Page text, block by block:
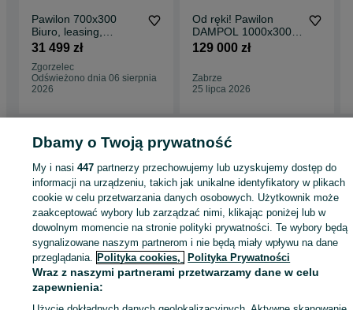
Pawilon 700x300
Biuro, leasing,
kawiarnia,
lodziarnia, imbis,
kosmetyczka
31 499 zł
Zgorzelec
Odświeżono dnia 06 sierpnia
2026
Od ręki! Pawilon
DAMPOL 1000x300
Dom 30 m^2 gotowy
129 000 zł
Zabrze
25 lipca 2026
Strona główna Nieruchomości Pozostałe nieruchomości
Sprzedaż
Sprzedaż - Śląskie
Sprzedaż - Gliwice Sprzedaż - Obrońców Pokoju
KATEGORIA
ID:661909245 Wyświetlenia:
Zadzwoń / SMS Wyślij wiadomość
Dbamy o Twoją prywatność
My i nasi447 partnerzy przechowujemy lub uzyskujemy dostęp do
informacji na urządzeniu, takich jak unikalne identyfikatory w plikach
cookie w celu przetwarzania danych osobowych. Użytkownik może
zaakceptować wybory lub zarządzać nimi, klikając poniżej lub w
dowolnym momencie na stronie polityki prywatności. Te wybory będą
sygnalizowane naszym partnerom i nie będą miały wpływu na dane
przeglądania. Polityka cookies, Polityka Prywatności
Wraz z naszymi partnerami przetwarzamy dane w celu
zapewnienia: